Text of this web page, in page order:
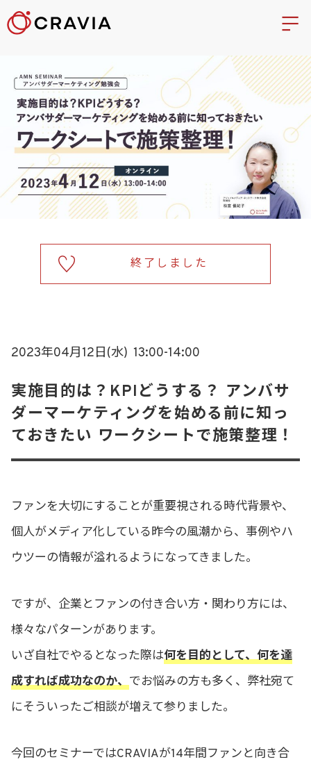
終了しました
2023年04月12日(水) 13:00-14:00
実施目的は？KPIどうする？ アンバサ
ダーマーケティングを始める前に知っ
ておきたい ワークシートで施策整理！
ファンを大切にすることが重要視される時代背景や、
個人がメディア化している昨今の風潮から、事例やハ
ウツーの情報が溢れるようになってきました。
ですが、企業とファンの付き合い方・関わり方には、
様々なパターンがあります。
いざ自社でやるとなった際は何を目的として、何を達
成すれば成功なのか、でお悩みの方も多く、弊社宛て
にそういったご相談が増えて参りました。
今回のセミナーではCRAVIAが14年間ファンと向き合